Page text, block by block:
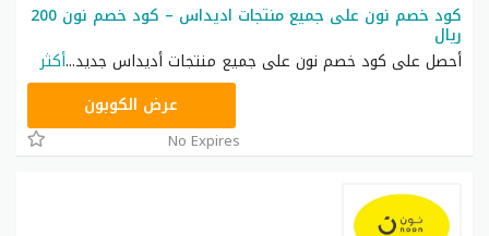
كود خصم نون على جميع منتجات اديداس – كود خصم نون 200
ريال
أحصل على كود خصم نون على جميع منتجات أديداس جديد...أكثر
عرض الكوبون
No Expires